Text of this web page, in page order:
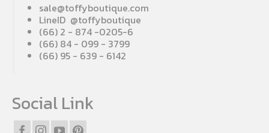
sale@toffyboutique.com
LineID @toffyboutique
(66) 2 - 874 -0205-6
(66) 84 - 099 - 3799
(66) 95 - 639 - 6142
Social Link